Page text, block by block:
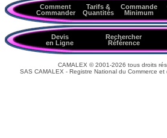
Comment
Commander
Tarifs &
Quantités
Commande
Minimum
Devis
en Ligne
Rechercher
Référence
CAMALEX © 2001-2026 tous droits
SAS CAMALEX - Registre National du Commerce